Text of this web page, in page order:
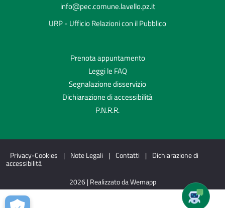
info@pec.comune.lavello.pz.it
URP - Ufficio Relazioni con il Pubblico
Prenota appuntamento
Leggi le FAQ
Segnalazione disservizio
Dichiarazione di accessibilità
P.N.R.R.
Privacy-Cookies | Note Legali | Contatti | Dichiarazione di
accessibilità
2026 | Realizzato da Wemapp